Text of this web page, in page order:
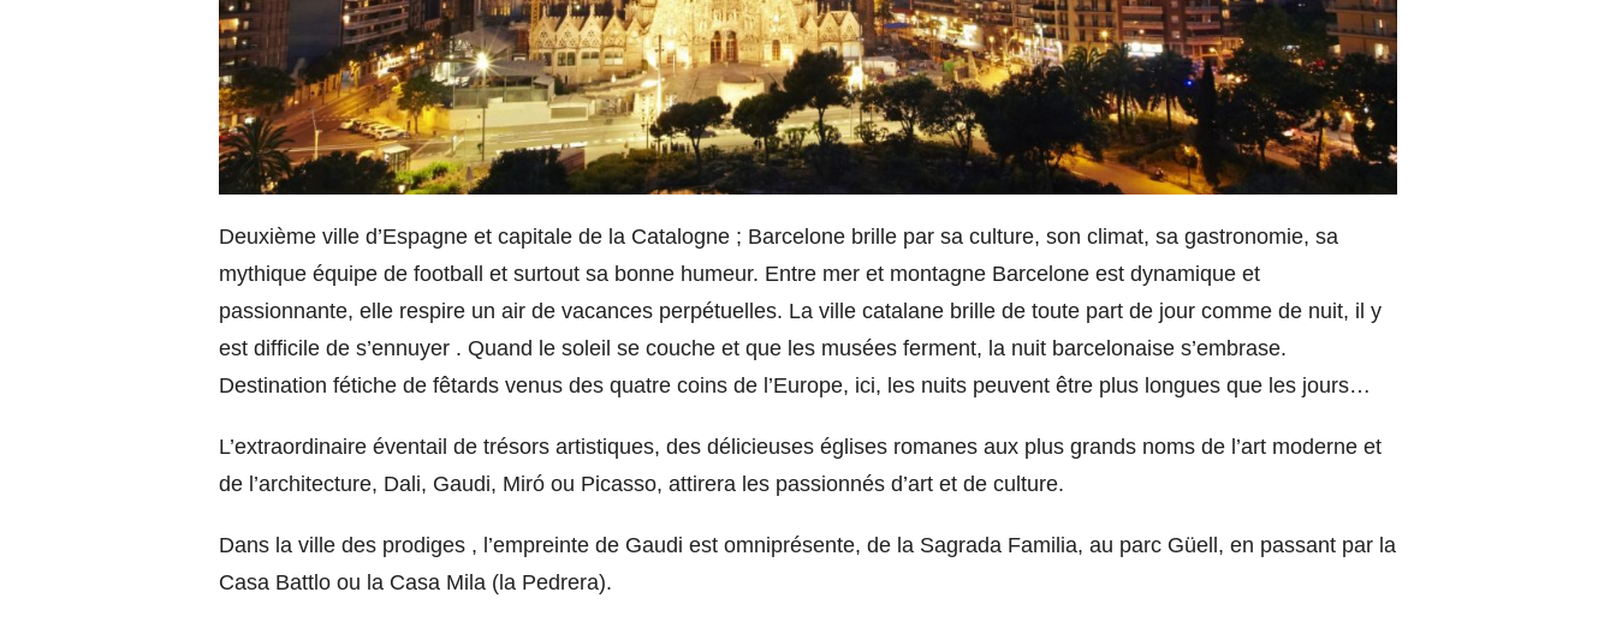
Deuxième ville d’Espagne et capitale de la Catalogne ; Barcelone brille par sa culture, son climat, sa gastronomie, sa
mythique équipe de football et surtout sa bonne humeur. Entre mer et montagne Barcelone est dynamique et
passionnante, elle respire un air de vacances perpétuelles. La ville catalane brille de toute part de jour comme de nuit, il y
est difficile de s’ennuyer . Quand le soleil se couche et que les musées ferment, la nuit barcelonaise s’embrase.
Destination fétiche de fêtards venus des quatre coins de l’Europe, ici, les nuits peuvent être plus longues que les jours…
L’extraordinaire éventail de trésors artistiques, des délicieuses églises romanes aux plus grands noms de l’art moderne et
de l’architecture, Dali, Gaudi, Miró ou Picasso, attirera les passionnés d’art et de culture.
Dans la ville des prodiges , l’empreinte de Gaudi est omniprésente, de la Sagrada Familia, au parc Güell, en passant par la
Casa Battlo ou la Casa Mila (la Pedrera).